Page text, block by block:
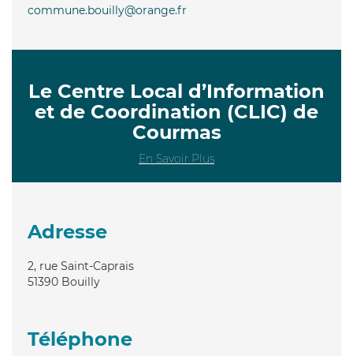
commune.bouilly@orange.fr
Le Centre Local d’Information
et de Coordination (CLIC) de
Courmas
En Savoir Plus
Adresse
2, rue Saint-Caprais
51390 Bouilly
Téléphone